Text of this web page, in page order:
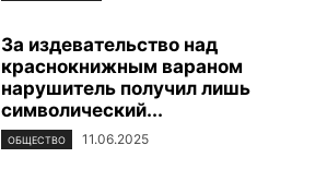
За издевательство над
краснокнижным вараном
нарушитель получил лишь
символический...
ОБЩЕСТВО 11.06.2025